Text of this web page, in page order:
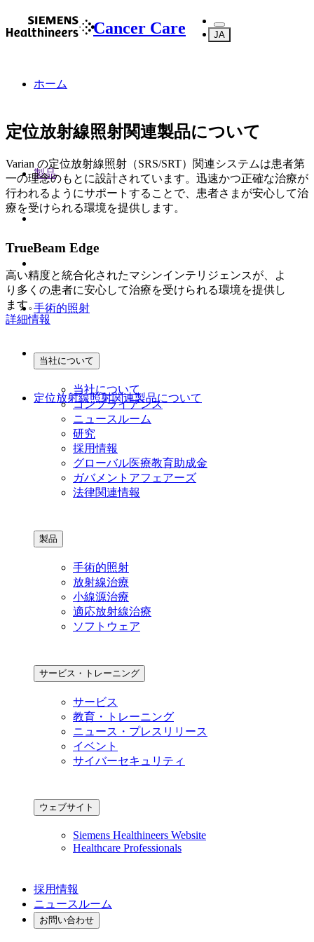
Cancer Care JA
ホーム
製品
手術的照射
定位放射線照射関連製品について
定位放射線照射関連製品について
Varian の定位放射線照射（SRS/SRT）関連システムは患者第
一の理念のもとに設計されています。迅速かつ正確な治療が
行われるようにサポートすることで、患者さまが安心して治
療を受けられる環境を提供します。
TrueBeam Edge
高い精度と統合化されたマシンインテリジェンスが、よ
り多くの患者に安心して治療を受けられる環境を提供し
ます。
詳細情報
当社について
当社について
コンプライアンス
ニュースルーム
研究
採用情報
グローバル医療教育助成金
ガバメントアフェアーズ
法律関連情報
製品
手術的照射
放射線治療
小線源治療
適応放射線治療
ソフトウェア
サービス・トレーニング
サービス
教育・トレーニング
ニュース・プレスリリース
イベント
サイバーセキュリティ
ウェブサイト
Siemens Healthineers Website
Healthcare Professionals
採用情報
ニュースルーム
お問い合わせ